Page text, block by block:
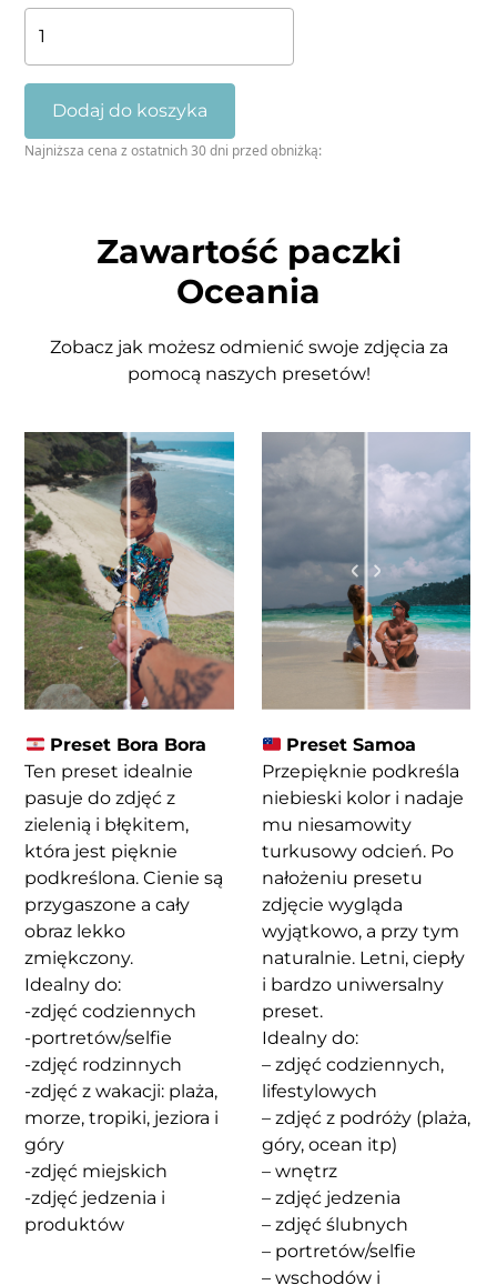
Oceania
-
i
Dodaj do koszyka
Najniższa cena z ostatnich 30 dni przed obniżką:
Zawartość paczki
Oceania
Zobacz jak możesz odmienić swoje zdjęcia za
pomocą naszych presetów!
Preset Bora Bora
Ten preset idealnie
pasuje do zdjęć z
zielenią i błękitem,
która jest pięknie
podkreślona. Cienie są
przygaszone a cały
obraz lekko
zmiękczony.
Idealny do:
-zdjęć codziennych
-portretów/selfie
-zdjęć rodzinnych
-zdjęć z wakacji: plaża,
morze, tropiki, jeziora i
góry
-zdjęć miejskich
-zdjęć jedzenia i
produktów
Preset Samoa
Przepięknie podkreśla
niebieski kolor i nadaje
mu niesamowity
turkusowy odcień. Po
nałożeniu presetu
zdjęcie wygląda
wyjątkowo, a przy tym
naturalnie. Letni, ciepły
i bardzo uniwersalny
preset.
Idealny do:
– zdjęć codziennych,
lifestylowych
– zdjęć z podróży (plaża,
góry, ocean itp)
– wnętrz
– zdjęć jedzenia
– zdjęć ślubnych
– portretów/selfie
– wschodów i